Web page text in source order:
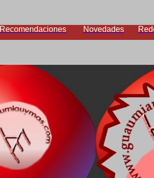
Recomendaciones Novedades